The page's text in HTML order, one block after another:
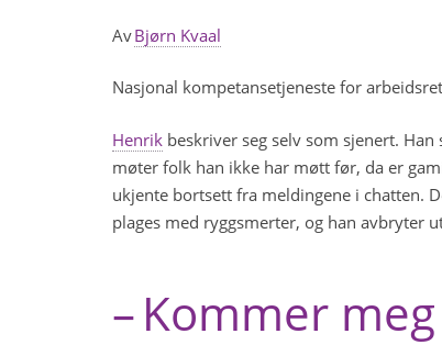
AvBjørn Kvaal
Nasjonal kompetansetjeneste for
Henrik beskriver seg selv som sjenert.
møter folk han ikke har møtt før, da er
ukjente bortsett fra meldingene i chatten.
plages med ryggsmerter, og han avbryter
– Kommer